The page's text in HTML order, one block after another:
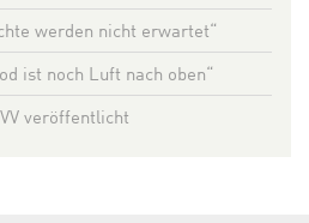
werden nicht erwartet“
ist noch Luft nach oben“
veröffentlicht